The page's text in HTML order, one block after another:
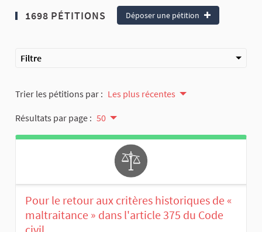
1698 PÉTITIONS Déposer une pétition
Filtre
Trier les pétitions par : Les plus récentes
Résultats par page : 50
Pour le retour aux critères historiques de «
maltraitance » dans l'article 375 du Code